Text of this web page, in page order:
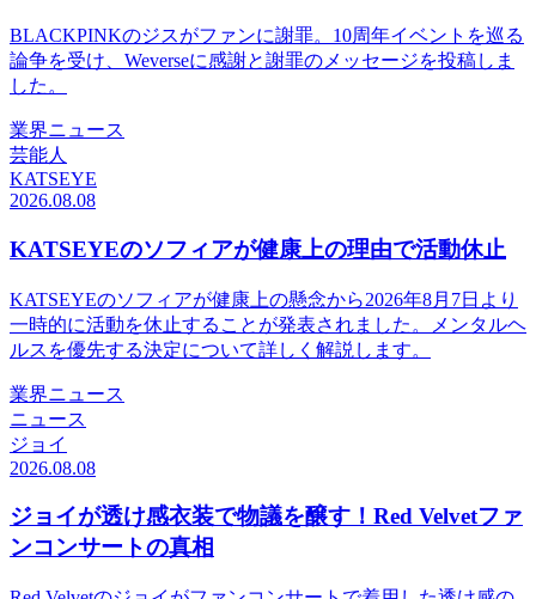
BLACKPINKのジスがファンに謝罪。10周年イベントを巡る
論争を受け、Weverseに感謝と謝罪のメッセージを投稿しま
した。
業界ニュース
芸能人
KATSEYE
2026.08.08
KATSEYEのソフィアが健康上の理由で活動休止
KATSEYEのソフィアが健康上の懸念から2026年8月7日より
一時的に活動を休止することが発表されました。メンタルヘ
ルスを優先する決定について詳しく解説します。
業界ニュース
ニュース
ジョイ
2026.08.08
ジョイが透け感衣装で物議を醸す！Red Velvetファ
ンコンサートの真相